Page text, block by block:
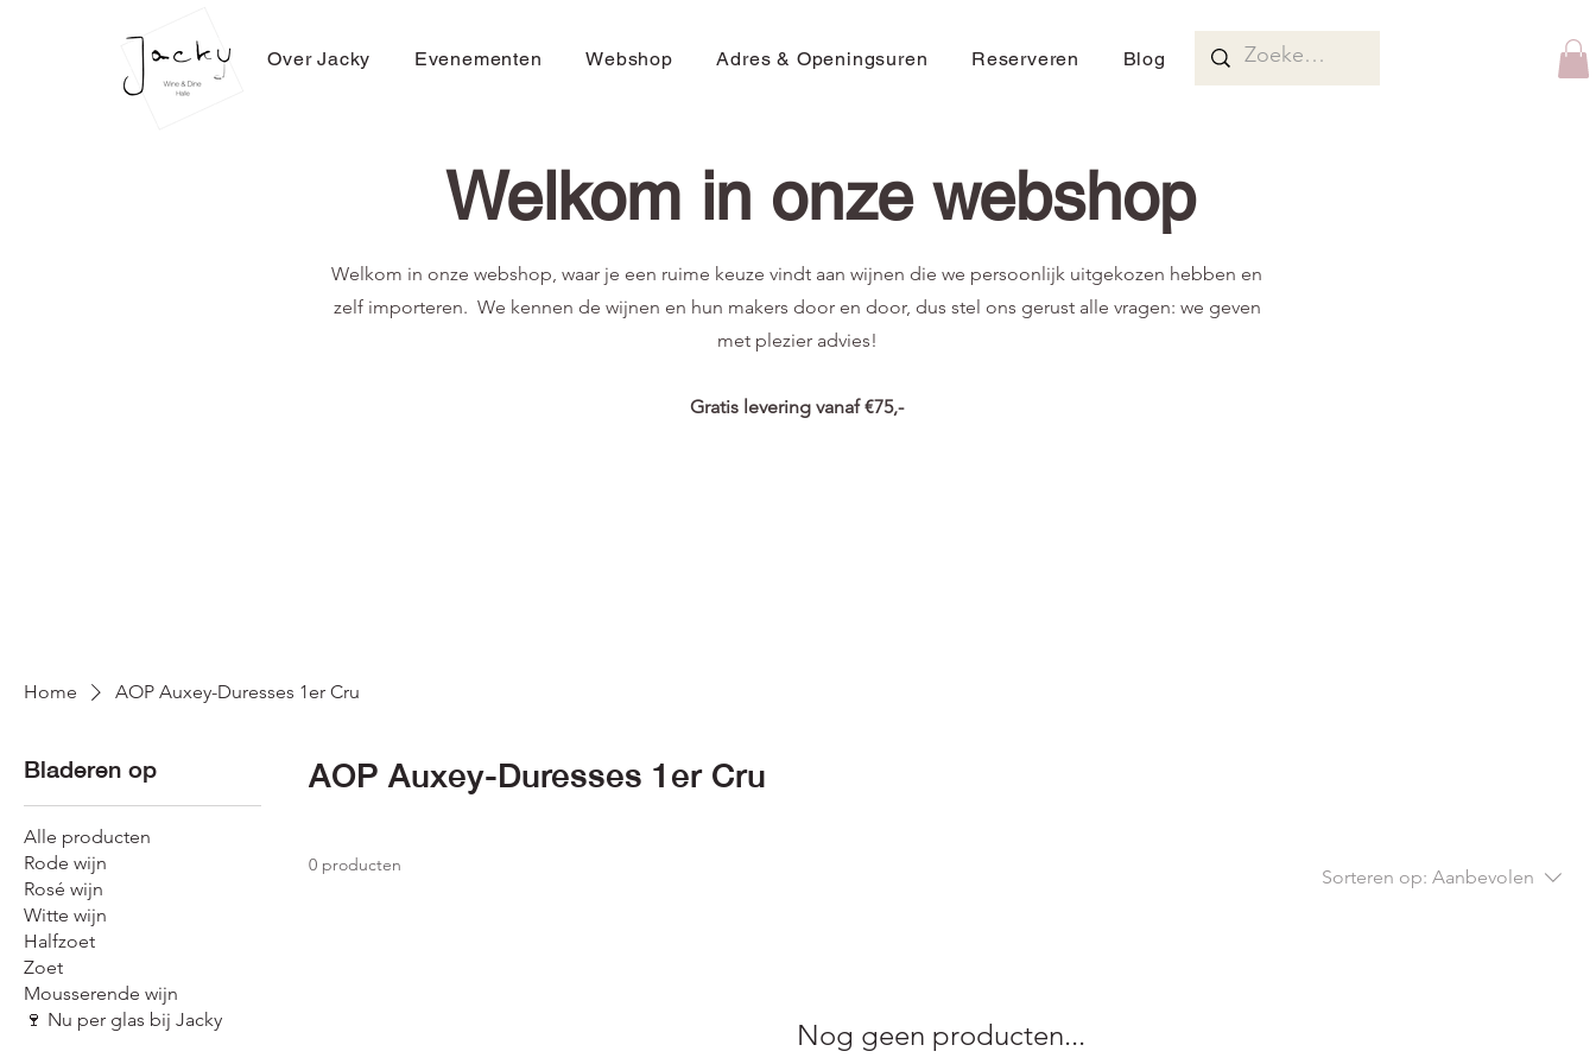
Over Jacky Evenementen Webshop Adres & Openingsuren Reserveren Blog
Welkom in onze webshop
Welkom in onze webshop, waar je een ruime keuze vindt aan wijnen die we persoonlijk uitgekozen hebben en
zelf importeren. We kennen de wijnen en hun makers door en door, dus stel ons gerust alle vragen: we geven
met plezier advies!
Gratis levering vanaf €75,-
Home AOP Auxey-Duresses 1er Cru
Bladeren op
Alle producten
Rode wijn
Rosé wijn
Witte wijn
Halfzoet
Zoet
Mousserende wijn
🍷 Nu per glas bij Jacky
AOP Auxey-Duresses 1er Cru
0 producten
Sorteren op: Aanbevolen
Nog geen producten...